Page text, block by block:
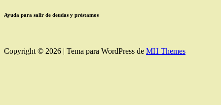
Ayuda para salir de deudas y préstamos
Copyright © 2026 | Tema para WordPress de MH Themes